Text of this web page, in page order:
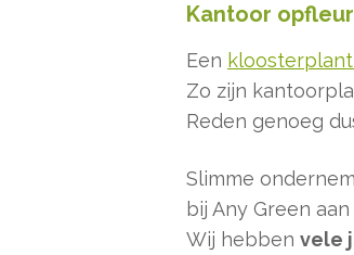
Kantoor
Een
Zo zijn
Reden genoeg
Slimme
bij Any Green
Wij hebben vele